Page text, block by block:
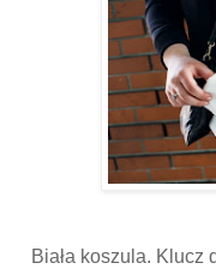
Biała koszula. Klucz